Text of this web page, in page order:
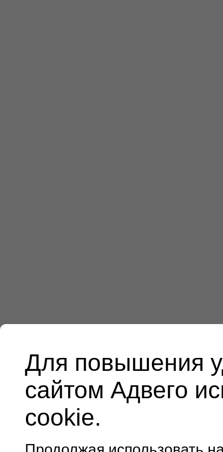
Для повышения
сайтом Адвего
cookie.